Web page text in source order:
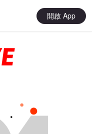
開啟 App